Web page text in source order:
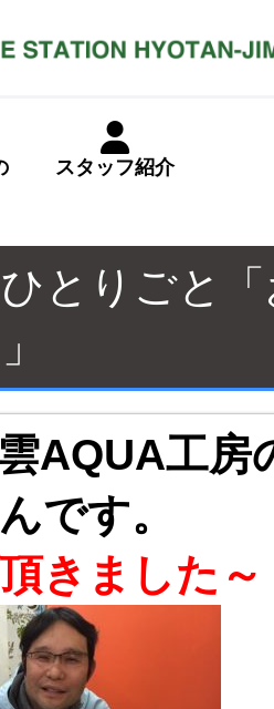
スタッフ紹介
とりごと
AQUA工房
です。
きました～